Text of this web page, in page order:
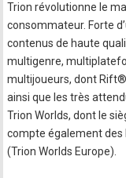
Trion révolutionne le
consommateur. Forte
contenus de haute
multigenre,
multijoueurs, dont
ainsi que les très
Trion Worlds, dont le
compte également des
(Trion Worlds Europe).